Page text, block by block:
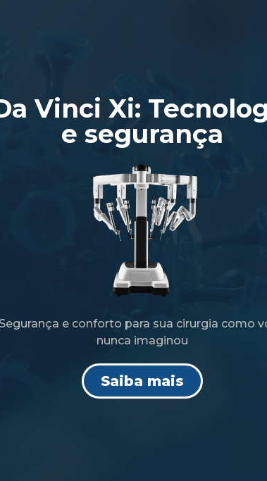
Vinci Xi:
e segurança
Segurança e conforto para sua cirurgia como
nunca imaginou
Saiba mais